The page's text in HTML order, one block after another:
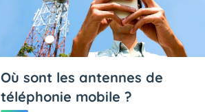
Où sont les antennes de
téléphonie mobile ?